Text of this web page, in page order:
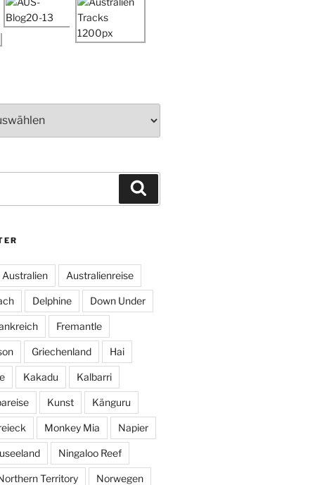
Australien Australienreise
Delphine Down Under
Fremantle
Griechenland Hai
Kakadu Kalbarri
Kunst Känguru
Monkey Mia Napier
Ningaloo Reef
Territory Norwegen